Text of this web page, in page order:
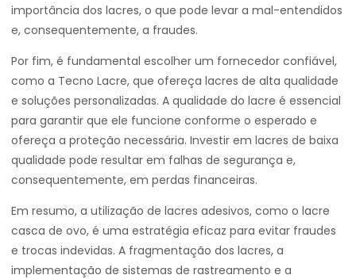
importância dos lacres, o que pode levar a mal-entendidos
e, consequentemente, a fraudes.
Por fim, é fundamental escolher um fornecedor confiável,
como a Tecno Lacre, que ofereça lacres de alta qualidade
e soluções personalizadas. A qualidade do lacre é essencial
para garantir que ele funcione conforme o esperado e
ofereça a proteção necessária. Investir em lacres de baixa
qualidade pode resultar em falhas de segurança e,
consequentemente, em perdas financeiras.
Em resumo, a utilização de lacres adesivos, como o lacre
casca de ovo, é uma estratégia eficaz para evitar fraudes
e trocas indevidas. A fragmentação dos lacres, a
implementação de sistemas de rastreamento e a